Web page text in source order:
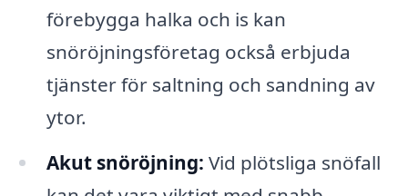
förebygga halka och is kan
snöröjningsföretag också erbjuda
tjänster för saltning och sandning av
ytor.
Akut snöröjning: Vid plötsliga snöfall